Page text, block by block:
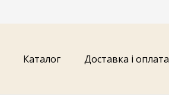
Каталог Доставка і оплата